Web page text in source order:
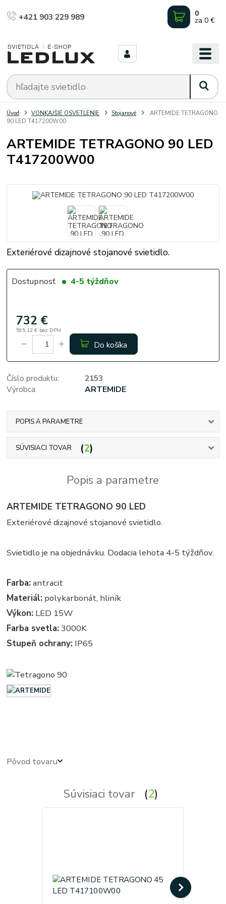
+421 903 229 989 0
za 0 €
Úvod VONKAJŠIE OSVETLENIE Stojanové
ARTEMIDE TETRAGONO
90 LED T417200W00
ARTEMIDE TETRAGONO 90 LED
T417200W00
Exteriérové dizajnové stojanové svietidlo.
Dostupnosť 4-5 týždňov
732 €
595,12 € bez DPH
Do košíka
Číslo produktu:
2153
Výrobca:
ARTEMIDE
POPIS A PARAMETRE
SÚVISIACI TOVAR 2
Popis a parametre
ARTEMIDE TETRAGONO 90 LED
Exteriérové dizajnové stojanové svietidlo.
Svietidlo je na objednávku. Dodacia lehota 4-5 týždňov.
Farba: antracit
Materiál: polykarbonát, hliník
Výkon: LED 15W
Farba svetla: 3000K
Stupeň ochrany: IP65
Pôvod tovaru
Súvisiaci tovar 2